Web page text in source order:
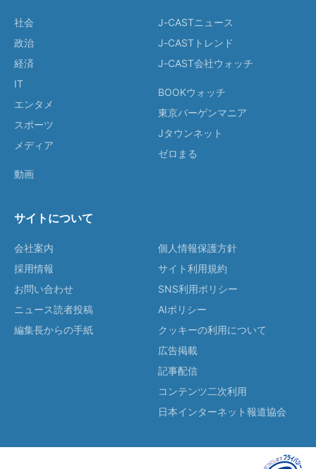
社会
政治
経済
IT
エンタメ
スポーツ
メディア
動画
J-CASTニュース
J-CASTトレンド
J-CAST会社ウォッチ
BOOKウォッチ
東京バーゲンマニア
Jタウンネット
ゼロまる
サイトについて
会社案内
採用情報
お問い合わせ
ニュース読者投稿
編集長からの手紙
個人情報保護方針
サイト利用規約
SNS利用ポリシー
AIポリシー
クッキーの利用について
広告掲載
記事配信
コンテンツ二次利用
日本インターネット報道協会